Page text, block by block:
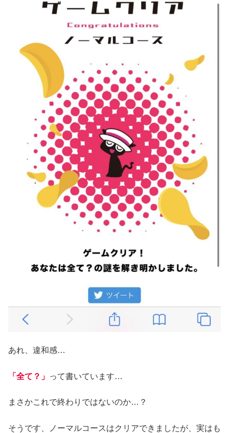
あれ、違和感…
「全て？」 って書いています…
まさかこれで終わりではないのか…？
そうです、ノーマルコースはクリアできましたが、実はも